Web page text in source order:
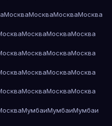
МоскваМоскваМоскваМосква
МоскваМоскваМосква
МоскваМоскваМосква
МоскваМоскваМосква
МоскваМоскваМосква
МумбаиМумбаиМумбаи